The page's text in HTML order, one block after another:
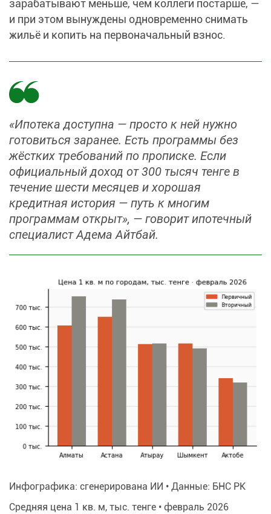
зарабатывают меньше, чем коллеги постарше, —
и при этом вынуждены одновременно снимать
жильё и копить на первоначальный взнос.
«Ипотека доступна — просто к ней нужно
готовиться заранее. Есть программы без
жёстких требований по прописке. Если
официальный доход от 300 тысяч тенге в
течение шести месяцев и хорошая
кредитная история — путь к многим
программам открыт», — говорит ипотечный
специалист Адема Айтбай.
Средняя цена 1 кв. м, тыс. тенге • февраль 2026
Инфографика: сгенерирована ИИ • Данные: БНС РК